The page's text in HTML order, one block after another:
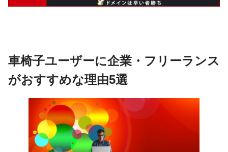
車椅子ユーザーに企業・フリーランス
がおすすめな理由5選